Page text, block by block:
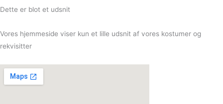
Dette er blot et udsnit
Vores hjemmeside viser kun et lille udsnit af vores kostumer og
rekvisitter